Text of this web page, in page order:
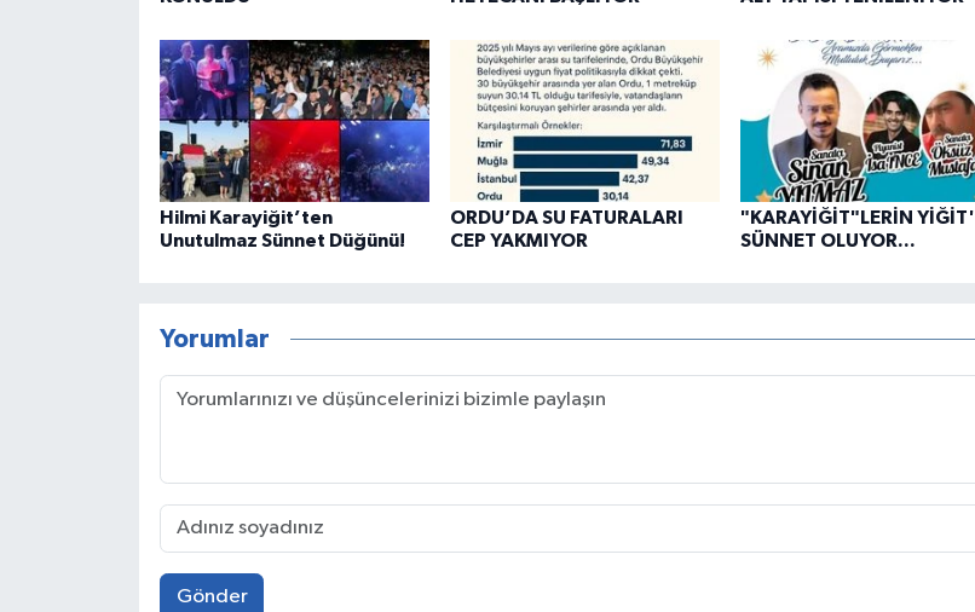
Hilmi Karayiğit’ten
Unutulmaz Sünnet Düğünü!
ORDU’DA SU FATURALARI
CEP YAKMIYOR
"KARAYİĞİT"LERİN YİĞİT'İ
SÜNNET OLUYOR...
Yorumlar
Gönder